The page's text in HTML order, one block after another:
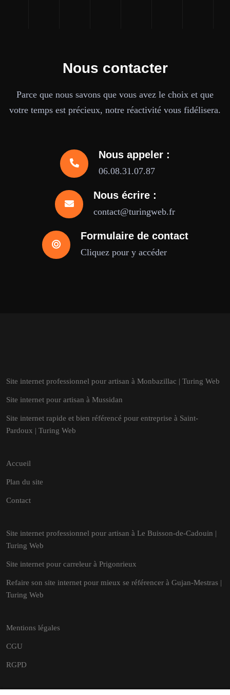
Nous contacter
Parce que nous savons que vous avez le choix et que
votre temps est précieux, notre réactivité vous fidélisera.
Nous appeler :
06.08.31.07.87
Nous écrire :
contact@turingweb.fr
Formulaire de contact
Cliquez pour y accéder
Site internet professionnel pour artisan à Monbazillac | Turing Web
Site internet pour artisan à Mussidan
Site internet rapide et bien référencé pour entreprise à Saint-
Pardoux | Turing Web
Accueil
Plan du site
Contact
Site internet professionnel pour artisan à Le Buisson-de-Cadouin |
Turing Web
Site internet pour carreleur à Prigonrieux
Refaire son site internet pour mieux se référencer à Gujan-Mestras |
Turing Web
Mentions légales
CGU
RGPD